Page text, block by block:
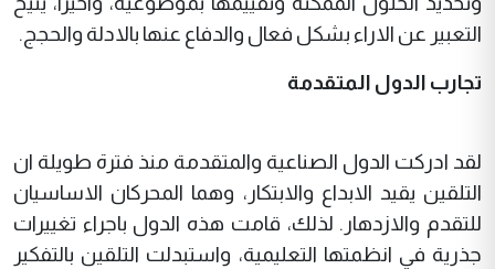
التعبير عن الاراء بشكل فعال والدفاع عنها بالادلة والحجج.
تجارب الدول المتقدمة
لقد ادركت الدول الصناعية والمتقدمة منذ فترة طويلة ان
التلقين يقيد الابداع والابتكار، وهما المحركان الاساسيان
للتقدم والازدهار. لذلك، قامت هذه الدول باجراء تغييرات
جذرية في انظمتها التعليمية، واستبدلت التلقين بالتفكير